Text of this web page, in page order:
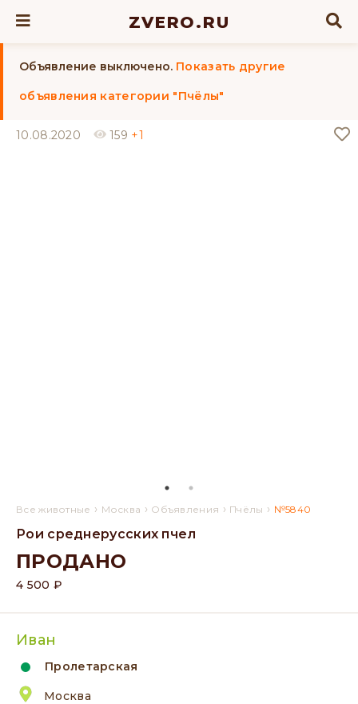
ZVERO.RU
Объявление выключено. Показать другие
объявления категории "Пчёлы"
10.08.2020 159 +1
Все животные › Москва › Объявления › Пчёлы › №5840
Рои среднерусских пчел
ПРОДАНО
4 500 ₽
Иван
Пролетарская
Москва